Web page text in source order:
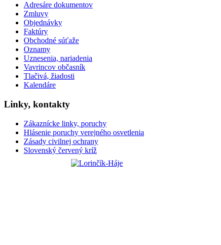
Adresáre dokumentov
Zmluvy
Objednávky
Faktúry
Obchodné súťaže
Oznamy
Uznesenia, nariadenia
Vavrincov občasník
Tlačivá, žiadosti
Kalendáre
Linky, kontakty
Zákaznícke linky, poruchy
Hlásenie poruchy verejného osvetlenia
Zásady civilnej ochrany
Slovenský červený kríž